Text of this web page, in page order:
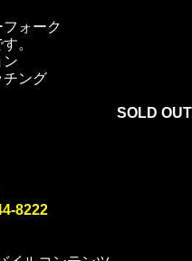
ォーク
。
ン
ング
SOLD OUT
8222